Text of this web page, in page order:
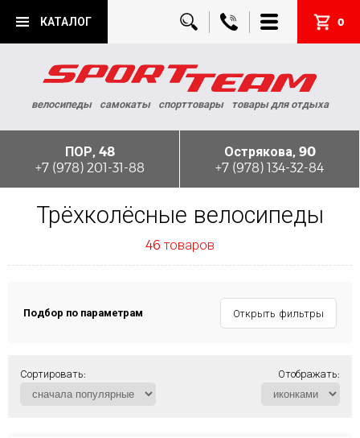
КАТАЛОГ 0
велосипеды самокаты спорттовары товары для отдыха
ПОР, 48
+7 (978) 201-31-88
Острякова, 90
+7 (978) 134-32-84
Трёхколёсные велосипеды
46 товаров
Подбор по параметрам Открыть фильтры
Сортировать: Отображать: